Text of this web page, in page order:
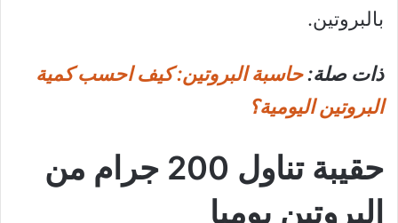
بالبروتين.
ذات صلة:حاسبة البروتين: كيف احسب كمية
البروتين اليومية؟
حقيبة تناول 200 جرام من
البروتين يوميا